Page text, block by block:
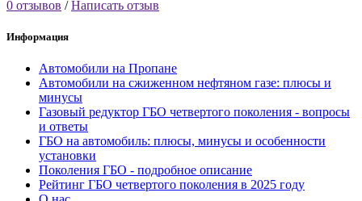
0 отзывов /Написать отзыв
Информация
Автомобили на Пропане
Автомобили на сжиженном нефтяном газе: плюсы и
минусы
Газовый редуктор ГБО четвертого поколения - вопросы
и ответы
ГБО на автомобиль: плюсы, минусы и особенности
установки
Поколения ГБО - подробное описание
Рейтинг ГБО четвертого поколения в 2025 году